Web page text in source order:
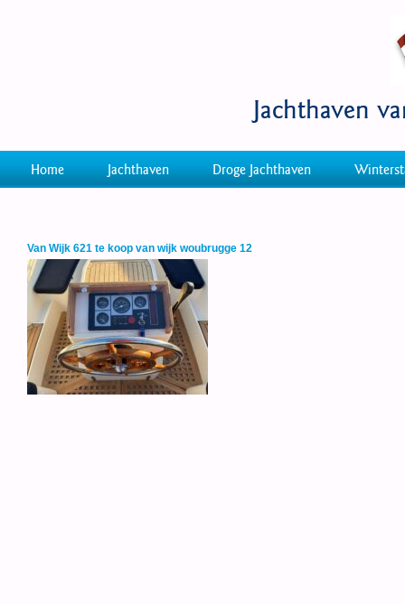
Jachthaven
Home Jachthaven Droge Jachthaven
Van Wijk 621 te koop van wijk woubrugge 12